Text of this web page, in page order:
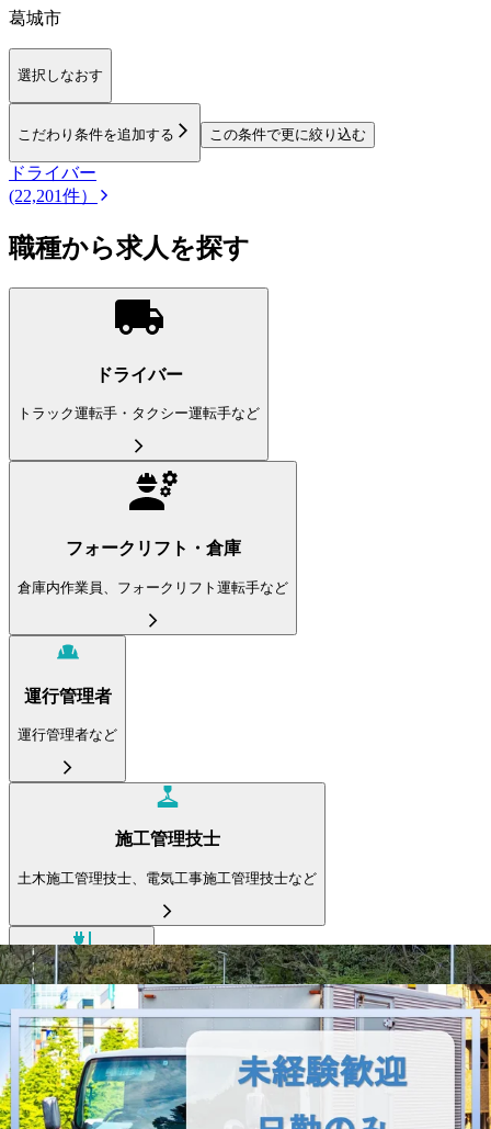
葛城市
選択しなおす
こだわり条件を追加する この条件で更に絞り込む
ドライバー
(22,201件）
職種から求人を探す
ドライバー
トラック運転手・タクシー運転手など
フォークリフト・倉庫
倉庫内作業員、フォークリフト運転手など
運行管理者
運行管理者など
施工管理技士
土木施工管理技士、電気工事施工管理技士など
電気主任技術者
電気主任技術者など